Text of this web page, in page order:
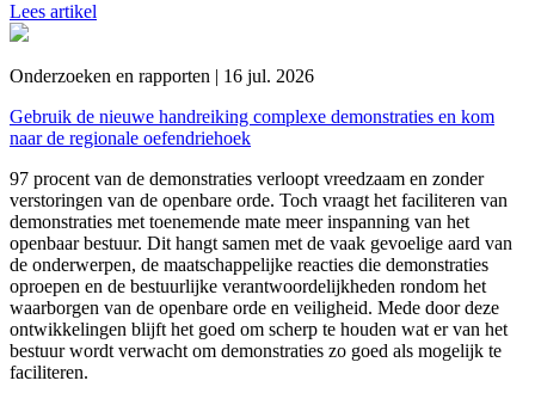
Lees artikel
Onderzoeken en rapporten | 16 jul. 2026
Gebruik de nieuwe handreiking complexe demonstraties en kom
naar de regionale oefendriehoek
97 procent van de demonstraties verloopt vreedzaam en zonder
verstoringen van de openbare orde. Toch vraagt het faciliteren van
demonstraties met toenemende mate meer inspanning van het
openbaar bestuur. Dit hangt samen met de vaak gevoelige aard van
de onderwerpen, de maatschappelijke reacties die demonstraties
oproepen en de bestuurlijke verantwoordelijkheden rondom het
waarborgen van de openbare orde en veiligheid. Mede door deze
ontwikkelingen blijft het goed om scherp te houden wat er van het
bestuur wordt verwacht om demonstraties zo goed als mogelijk te
faciliteren.